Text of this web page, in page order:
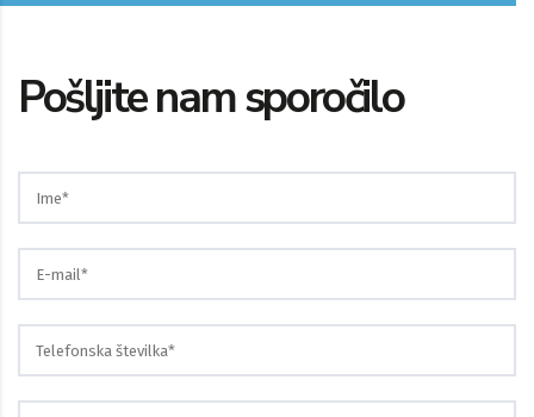
Pošljite nam sporočilo